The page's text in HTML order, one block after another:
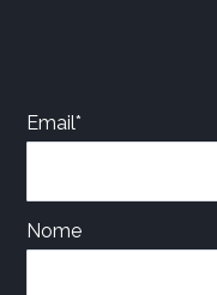
Email*
Nome